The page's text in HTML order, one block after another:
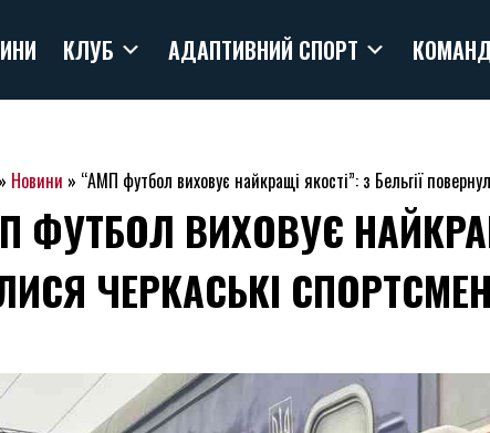
КЛУБ АДАПТИВНИЙ СПОРТ
» Новини » “АМП футбол виховує найкращі якості”: з Бельгії
ФУТБОЛ ВИХОВУЄ
ЧЕРКАСЬКІ